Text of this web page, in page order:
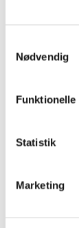
Nødvendig
Funktionelle
Statistik
Marketing
...
...